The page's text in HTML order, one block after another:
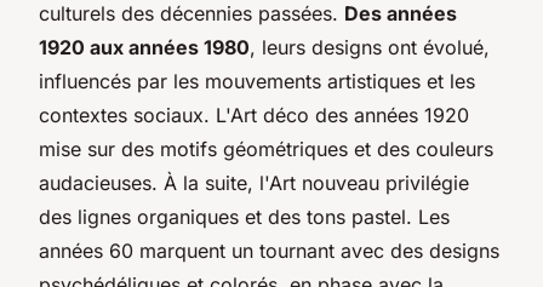
culturels des décennies passées. Des années
1920 aux années 1980, leurs designs ont évolué,
influencés par les mouvements artistiques et les
contextes sociaux. L'Art déco des années 1920
mise sur des motifs géométriques et des couleurs
audacieuses. À la suite, l'Art nouveau privilégie
des lignes organiques et des tons pastel. Les
années 60 marquent un tournant avec des designs